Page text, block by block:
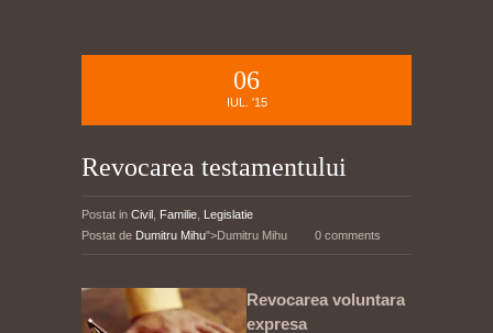
06
IUL. '15
Revocarea testamentului
Postat in Civil Familie Legislatie
Postat de Dumitru Mihu">Dumitru Mihu 0 comments
Revocarea voluntara
expresa